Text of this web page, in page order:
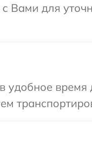
Вами для
время